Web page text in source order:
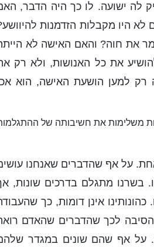
לה ישועה. לו כך היה הדבר,
היו מקבלות הזדמנות
את חוה? והאם האישה לא
את כל האנושות, ולא רק
למען הושעת האישה, הוא
משלימות את חשיבותה של
על אף שהדברים שאנחנו
בשרנו מתגלם בדרכים שונות,
אינן דומות, כך
הסיבה לכך שהדברים שהאדם
על אף שהם שונים במגדר